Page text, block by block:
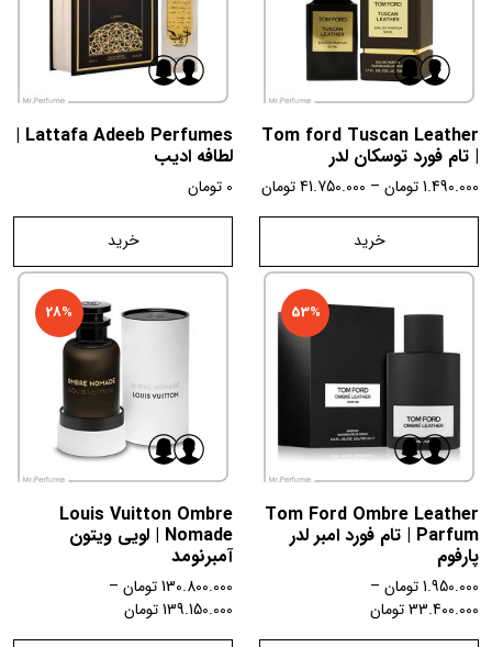
Tom ford Tuscan Leather
| تام فورد توسکان لدر
1.490.000تومان –
41.750.000تومان
خرید
Lattafa Adeeb Perfumes |
لطافه ادیب
0 تومان
خرید
53%
Tom Ford Ombre Leather
Parfum | تام فورد امبر لدر
پارفوم
1.950.000تومان –
33.400.000تومان
28%
Louis Vuitton Ombre
Nomade | لویی ویتون
آمبرنومد
130.800.000تومان –
139.150.000تومان